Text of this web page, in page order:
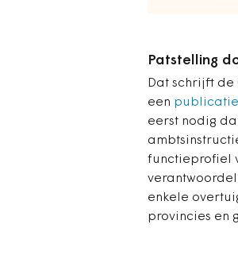
Patstelling
Dat schrijft de
een
eerst nodig
functieprofiel
enkele
provincies en